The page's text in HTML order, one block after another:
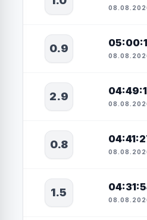
0.9
2.9
0.8
1.5